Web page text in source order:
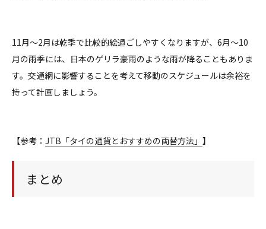
11月〜2月は乾季で比較的絵過ごしやすくなりますが、6月〜10
月の雨季には、日本のゲリラ豪雨のような雨が降ることもありま
す。交通網に影響することを考えて移動のスケジュールは余裕を
持って計画しましょう。
【参考： JTB「タイの通貨とおすすめの両替方法」 】
まとめ